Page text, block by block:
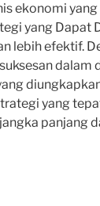
ekonomi
yang Dapat
lebih efektif.
dalam
yang
panjang